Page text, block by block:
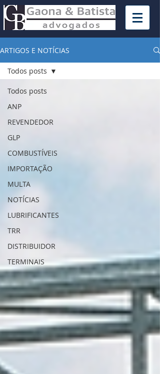
ARTIGOS E NOTÍCIAS
Todos posts
ANP
REVENDEDOR
GLP
COMBUSTÍVEIS
IMPORTAÇÃO
MULTA
NOTÍCIAS
LUBRIFICANTES
TRR
DISTRIBUIDOR
TERMINAIS
Todos posts